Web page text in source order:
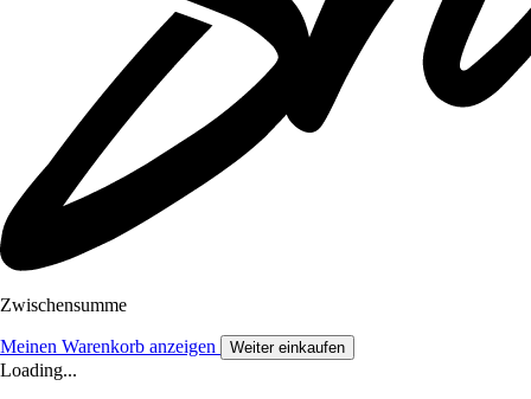
Zwischensumme
Meinen Warenkorb anzeigen Weiter einkaufen
Loading...